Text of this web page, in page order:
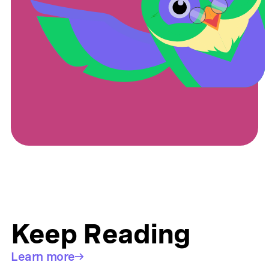
Keep Reading
Learn more